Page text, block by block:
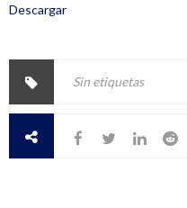
Descargar
Sin etiquetas